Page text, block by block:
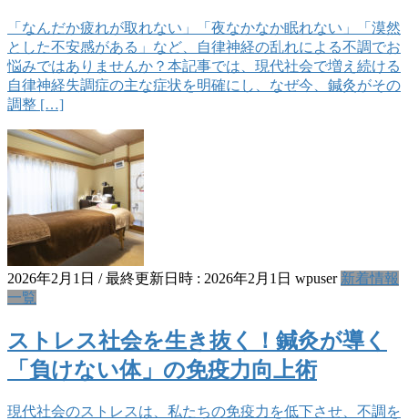
「なんだか疲れが取れない」「夜なかなか眠れない」「漠然
とした不安感がある」など、自律神経の乱れによる不調でお
悩みではありませんか？本記事では、現代社会で増え続ける
自律神経失調症の主な症状を明確にし、なぜ今、鍼灸がその
調整 […]
2026年2月1日 / 最終更新日時 : 2026年2月1日 wpuser 新着情報
一覧
ストレス社会を生き抜く！鍼灸が導く
「負けない体」の免疫力向上術
現代社会のストレスは、私たちの免疫力を低下させ、不調を